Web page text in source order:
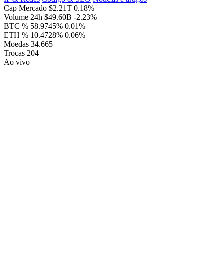
Cap Mercado $2.21T 0.18%
Volume 24h $49.60B -2.23%
BTC % 58.9745% 0.01%
ETH % 10.4728% 0.06%
Moedas 34.665
Trocas 204
Ao vivo